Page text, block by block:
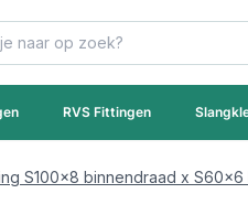
RVS Fittingen
S100x8 binnendraad x S60x6